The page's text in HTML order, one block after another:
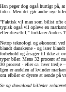
Han peger dog også hurtigt på,
tiden. Men det gør andre nye biler
"Faktisk vil man som bilist ofte
typisk også vil opleve en
eller dieselbil," forklarer Anders
Netop teknologi og økonomi ved
blandt danskerne - og især
forbehold og årsager til ikke at
typer biler. Mens 32 procent af
30 procent - eller ca. hver tredje
Igen er andelen af kvinder
om elbiler er dyrere at sende på
Se og download billeder